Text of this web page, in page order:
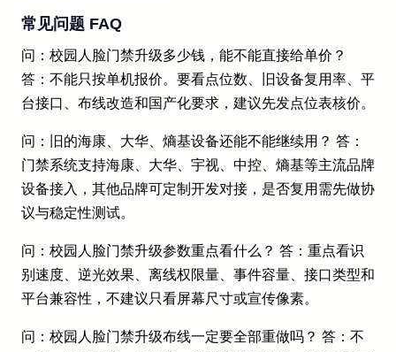
常见问题 FAQ
问：校园人脸门禁升级多少钱，能不能直接给单价？
答：不能只按单机报价。要看点位数、旧设备复用率、平
台接口、布线改造和国产化要求，建议先发点位表核价。
问：旧的海康、大华、熵基设备还能不能继续用？ 答：
门禁系统支持海康、大华、宇视、中控、熵基等主流品牌
设备接入，其他品牌可定制开发对接，是否复用需先做协
议与稳定性测试。
问：校园人脸门禁升级参数重点看什么？ 答：重点看识
别速度、逆光效果、离线权限量、事件容量、接口类型和
平台兼容性，不建议只看屏幕尺寸或宣传像素。
问：校园人脸门禁升级布线一定要全部重做吗？ 答：不